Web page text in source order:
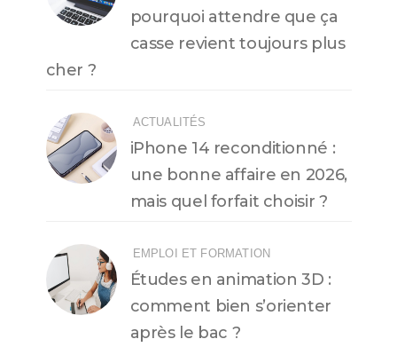
pourquoi attendre que ça
casse revient toujours plus
cher ?
ACTUALITÉS
iPhone 14 reconditionné :
une bonne affaire en 2026,
mais quel forfait choisir ?
EMPLOI ET FORMATION
Études en animation 3D :
comment bien s’orienter
après le bac ?